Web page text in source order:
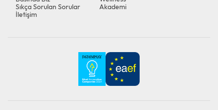
Sıkça Sorulan Sorular
Akademi
İletişim